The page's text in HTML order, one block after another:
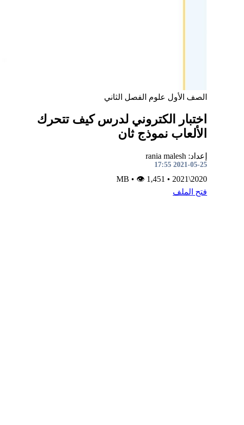
الصف الأول علوم الفصل الثاني
اختبار الكتروني لدرس كيف تتحرك
الألعاب نموذج ثان
إعداد: rania malesh
2021-05-25 17:55
2020\2021
•
• 👁 1,451
فتح الملف